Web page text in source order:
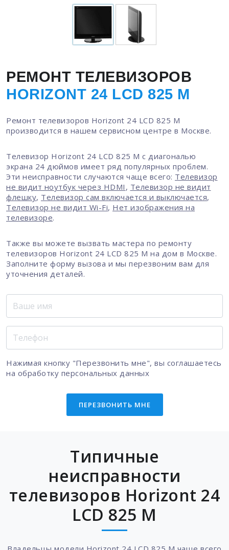
РЕМОНТ ТЕЛЕВИЗОРОВ
HORIZONT 24 LCD 825 M
Ремонт телевизоров Horizont 24 LCD 825 M
производится в нашем сервисном центре в Москве.
Телевизор Horizont 24 LCD 825 M с диагональю
экрана 24 дюймов имеет ряд популярных проблем.
Эти неисправности случаются чаще всего: Телевизор
не видит ноутбук через HDMI , Телевизор не видит
флешку, Телевизор сам включается и выключается,
Телевизор не видит Wi-Fi, Нет изображения на
телевизоре.
Также вы можете вызвать мастера по ремонту
телевизоров Horizont 24 LCD 825 M на дом в Москве.
Заполните форму вызова и мы перезвоним вам для
уточнения деталей.
Нажимая кнопку "Перезвонить мне", вы соглашаетесь
на обработку персональных данных
ПЕРЕЗВОНИТЬ МНЕ
Типичные
неисправности
телевизоров Horizont 24
LCD 825 M